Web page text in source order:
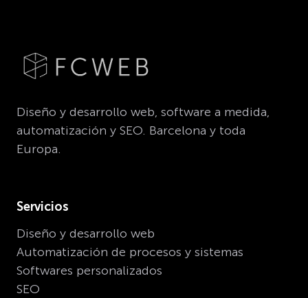
Diseño y desarrollo web, software a medida,
automatización y SEO. Barcelona y toda
Europa.
Servicios
Diseño y desarrollo web
Automatización de procesos y sistemas
Softwares personalizados
SEO